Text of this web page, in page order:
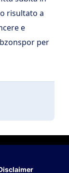
risultato a
e
per